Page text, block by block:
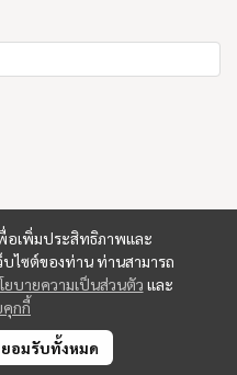
อเพิ่มประสิทธิภาพและ
ไซต์ของท่าน ท่านสามารถ
ยบายความเป็นส่วนตัว และ
คุกกี้
ยอมรับทั้งหมด